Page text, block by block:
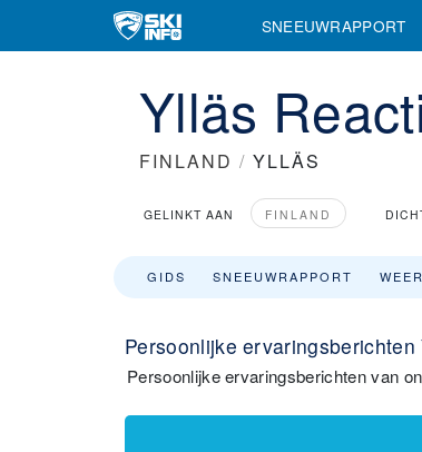
SNEEUWRAPPORT
Ylläs
FINLAND / YLLÄS
GELINKT AAN FINLAND
GIDS SNEEUWRAPPORT WEER
Persoonlijke ervaringsberichten
Persoonlijke ervaringsberichten van